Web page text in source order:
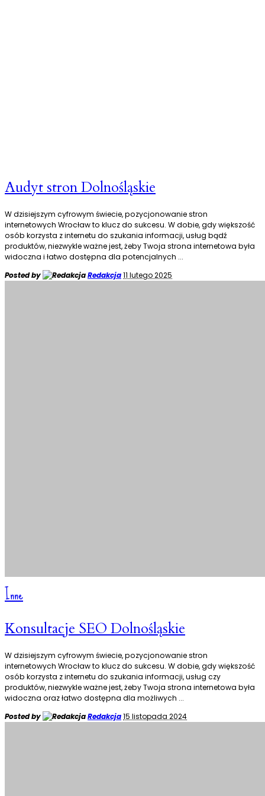
Audyt stron Dolnośląskie
W dzisiejszym cyfrowym świecie, pozycjonowanie stron
internetowych Wrocław to klucz do sukcesu. W dobie, gdy większość
osób korzysta z internetu do szukania informacji, usług bądź
produktów, niezwykle ważne jest, żeby Twoja strona internetowa była
widoczna i łatwo dostępna dla potencjalnych ...
Posted by
Redakcja11 lutego 2025
Inne
Konsultacje SEO Dolnośląskie
W dzisiejszym cyfrowym świecie, pozycjonowanie stron
internetowych Wrocław to klucz do sukcesu. W dobie, gdy większość
osób korzysta z internetu do szukania informacji, usług czy
produktów, niezwykle ważne jest, żeby Twoja strona internetowa była
widoczna oraz łatwo dostępna dla możliwych ...
Posted by
Redakcja15 listopada 2024